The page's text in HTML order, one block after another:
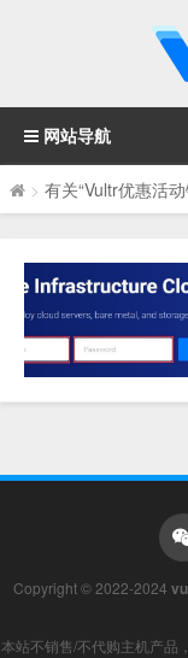
网站导航
> 有关“Vultr优惠活
Copyright © 2022-2024
本站不销售/不代购主机产品